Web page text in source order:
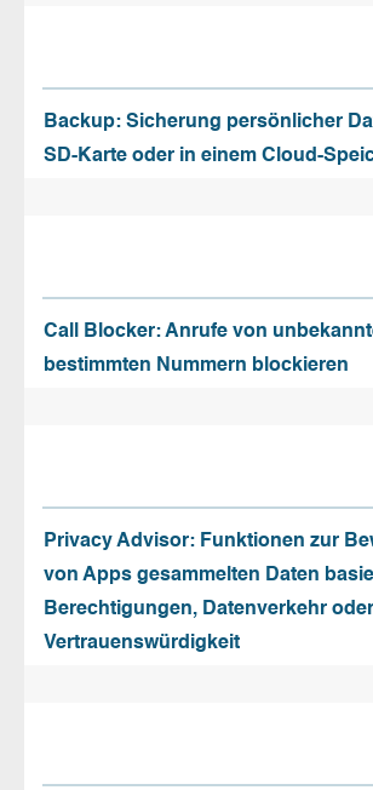
Backup: Sicherung persönlicher
SD-Karte oder in einem Cloud-
Call Blocker: Anrufe von
bestimmten Nummern blockieren
Privacy Advisor: Funktionen zur
von Apps gesammelten Daten
Berechtigungen, Datenverkehr oder
Vertrauenswürdigkeit